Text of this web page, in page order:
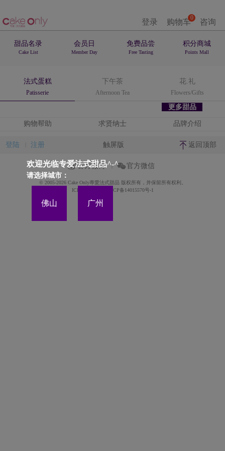
登录 0
购物车 咨询
甜品名录
Cake List
会员日
Member Day
免费品尝
Free Tasting
积分商城
Points Mall
法式蛋糕
Patisserie
下午茶
Afternoon Tea
花.礼
Flowers/Gifts
更多甜品
欢迎光临专爱法式甜品^-^
请选择城市：
佛山 广州
购物帮助 求贤纳士 品牌介绍
登陆 注册 触屏版 返回顶部
官方微博 官方微信
© 2005-2026 Cake Only專愛法式甜品 版权所有，并保留所有权利。
ICP备案证书号:粤ICP备14015570号-1